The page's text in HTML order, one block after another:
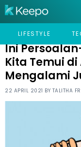
LIFESTYLE
HOME WOMEN
INI
Ini
Kita Temui
Mengalami
22 APRIL 2021 BY TALITHA